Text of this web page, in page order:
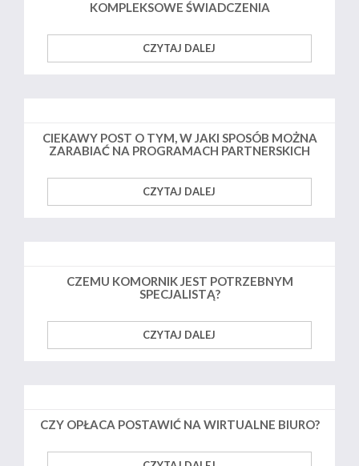
KOMPLEKSOWE ŚWIADCZENIA
CZYTAJ DALEJ
CIEKAWY POST O TYM, W JAKI SPOSÓB MOŻNA
ZARABIAĆ NA PROGRAMACH PARTNERSKICH
CZYTAJ DALEJ
CZEMU KOMORNIK JEST POTRZEBNYM
SPECJALISTĄ?
CZYTAJ DALEJ
CZY OPŁACA POSTAWIĆ NA WIRTUALNE BIURO?